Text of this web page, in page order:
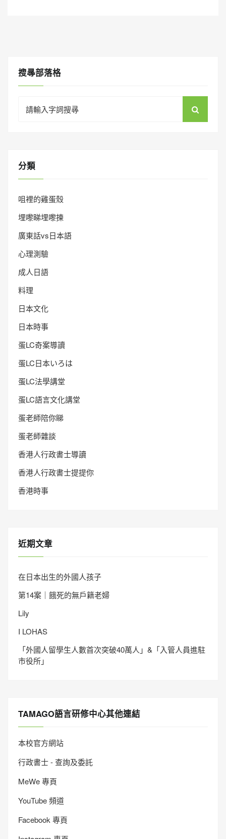
搜㝷部落格
for:
分類
咀裡的雞蛋殼
埋嚟睇埋嚟揀
廣東話vs日本語
心理測驗
成人日語
料理
日本文化
日本時事
蛋LC奇案導讀
蛋LC日本いろは
蛋LC法學講堂
蛋LC語言文化講堂
蛋老師陪你睇
蛋老師雜談
香港人行政書士導讀
香港人行政書士提提你
香港時事
近期文章
在日本出生的外國人孩子
第14案｜餓死的無戶籍老婦
Lily
I LOHAS
「外國人留學生人數首次突破40萬人」&「入管人員進駐
市役所」
TAMAGO語言研修中心其他連結
本校官方網站
行政書士 - 查詢及委託
MeWe 專頁
YouTube 頻道
Facebook 專頁